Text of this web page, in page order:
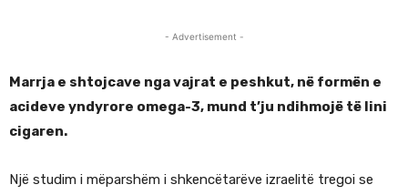
- Advertisement -
Marrja e shtojcave nga vajrat e peshkut, në formën e
acideve yndyrore omega-3, mund t’ju ndihmojë të lini
cigaren.
Një studim i mëparshëm i shkencëtarëve izraelitë tregoi se